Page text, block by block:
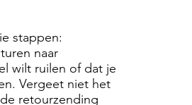
stappen:
naar
wilt ruilen of dat je
Vergeet niet het
retourzending